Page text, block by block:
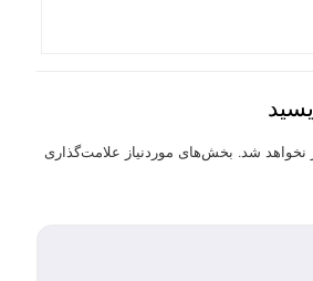
نخواهد شد. بخش‌های موردنیاز علامت‌گذاری